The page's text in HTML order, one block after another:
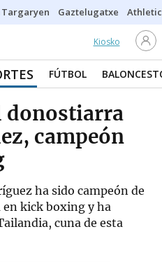
Targaryen Gaztelugatxe Athletic
Kiosko
FÚTBOL
donostiarra
campeón
ha sido campeón de
en kick boxing y ha
cuna de esta